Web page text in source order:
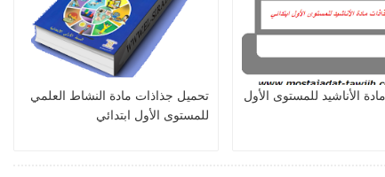
الأناشيد للمستوى الأول
تحميل جذاذات مادة النشاط العلمي
للمستوى الأول ابتدائي